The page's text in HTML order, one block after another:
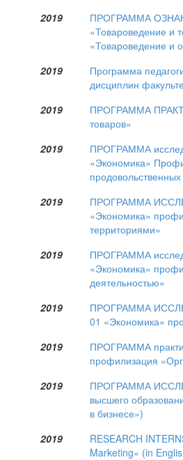
2019
ПРОГРАММА
«Товароведение и
«Товароведение и
2019
Программа
дисциплин
2019
ПРОГРАММА
товаров»
2019
ПРОГРАММА
«Экономика»
2019
ПРОГРАММА
«Экономика»
территориями»
2019
ПРОГРАММА
«Экономика»
деятельностью»
2019
ПРОГРАММА
01 «Экономика»
2019
ПРОГРАММА
профилизация
2019
ПРОГРАММА
высшего
в бизнесе»)
2019
RESEARCH
Marketing» (in